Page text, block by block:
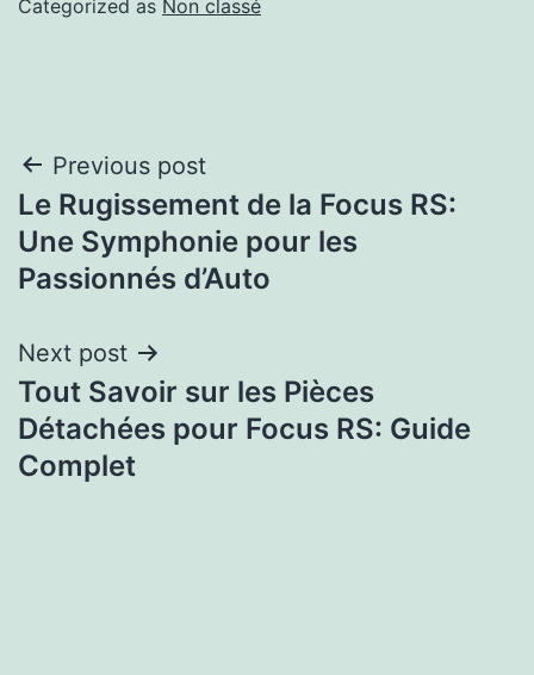
Categorized as Non classé
Previous post
Le Rugissement de la Focus RS:
Une Symphonie pour les
Passionnés d’Auto
Next post
Tout Savoir sur les Pièces
Détachées pour Focus RS: Guide
Complet